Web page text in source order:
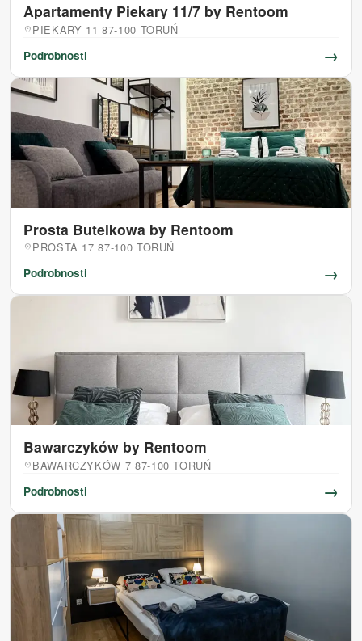
Apartamenty Piekary 11/7 by Rentoom
location_on PIEKARY 11 87-100 TORUŃ
Podrobnosti
→
Prosta Butelkowa by Rentoom
location_on PROSTA 17 87-100 TORUŃ
Podrobnosti
→
Bawarczyków by Rentoom
location_on BAWARCZYKÓW 7 87-100 TORUŃ
Podrobnosti
→